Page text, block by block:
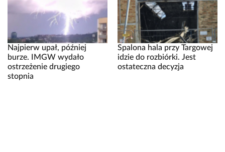
Najpierw upał, później
burze. IMGW wydało
ostrzeżenie drugiego
stopnia
Spalona hala przy Targowej
idzie do rozbiórki. Jest
ostateczna decyzja